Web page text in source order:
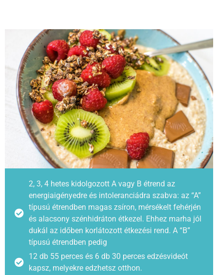
2, 3, 4 hetes kidolgozott A vagy B étrend az
energiaigényedre és intoleranciádra szabva: az “A”
típusú étrendben magas zsíron, mérsékelt fehérjén
és alacsony szénhidráton étkezel. Ehhez marha jól
dukál az időben korlátozott étkezési rend. A “B”
típusú étrendben pedig
12 db 55 perces és 6 db 30 perces edzésvideót
kapsz, melyekre edzhetsz otthon.